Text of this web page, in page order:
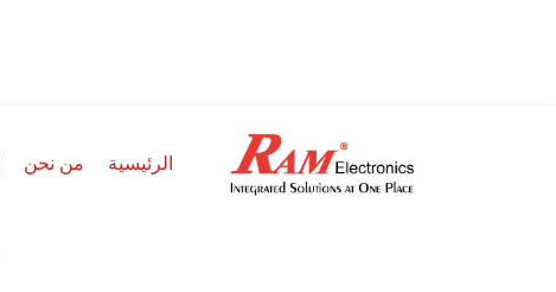
الرئيسية من نحن